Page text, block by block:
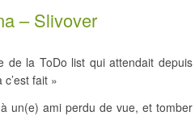
– Slivover
de la ToDo list qui attendait
fait »
un(e) ami perdu de vue, et tomber